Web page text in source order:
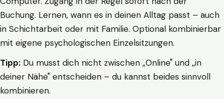
Buchung. Lernen, wann es in deinen Alltag passt – auch
in Schichtarbeit oder mit Familie. Optional kombinierbar
mit eigene psychologischen Einzelsitzungen.
Tipp: Du musst dich nicht zwischen „Online" und „in
deiner Nähe" entscheiden – du kannst beides sinnvoll
kombinieren.